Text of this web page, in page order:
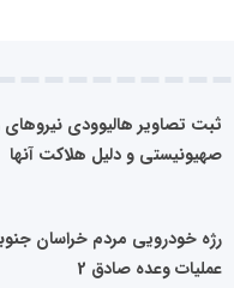
ثبت تصاویر هالیوودی نیروهای
صهیونیستی و دلیل هلاکت آنها
رژه خودرویی مردم خراسان
عملیات وعده صادق 2